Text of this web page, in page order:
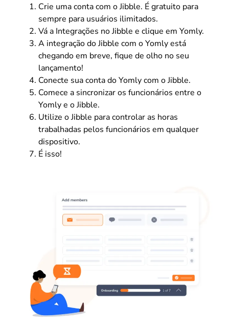
Crie uma conta com o Jibble. É gratuito para
sempre para usuários ilimitados.
Vá a Integrações no Jibble e clique em Yomly.
A integração do Jibble com o Yomly está
chegando em breve, fique de olho no seu
lançamento!
Conecte sua conta do Yomly com o Jibble.
Comece a sincronizar os funcionários entre o
Yomly e o Jibble.
Utilize o Jibble para controlar as horas
trabalhadas pelos funcionários em qualquer
dispositivo.
É isso!